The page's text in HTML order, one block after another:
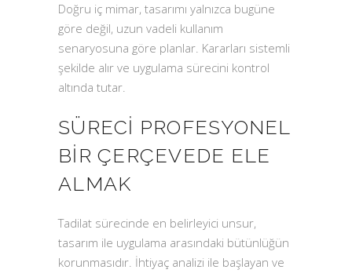
Doğru iç mimar, tasarımı yalnızca bugüne
göre değil, uzun vadeli kullanım
senaryosuna göre planlar. Kararları sistemli
şekilde alır ve uygulama sürecini kontrol
altında tutar.
SÜRECI PROFESYONEL
BIR ÇERÇEVEDE ELE
ALMAK
Tadilat sürecinde en belirleyici unsur,
tasarım ile uygulama arasındaki bütünlüğün
korunmasıdır. İhtiyaç analizi ile başlayan ve